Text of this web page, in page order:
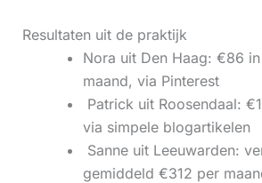
Resultaten uit de praktijk
Nora uit Den Haag: €86
maand, via Pinterest
Patrick uit Roosendaal:
via simpele blogartikelen
Sanne uit Leeuwarden:
gemiddeld €312 per